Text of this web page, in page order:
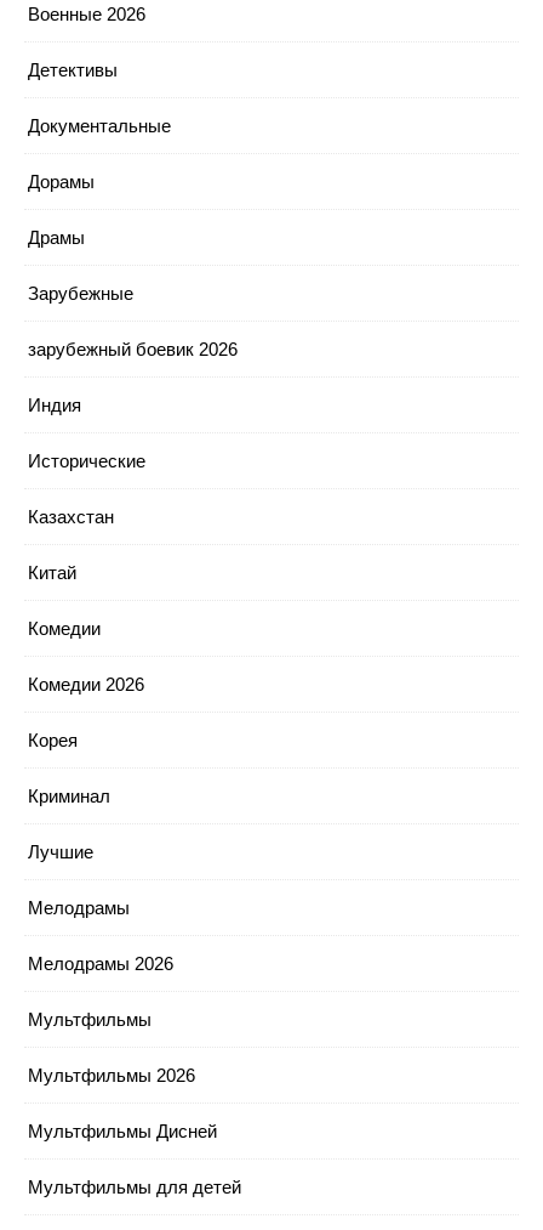
Военные 2026
Детективы
Документальные
Дорамы
Драмы
Зарубежные
зарубежный боевик 2026
Индия
Исторические
Казахстан
Китай
Комедии
Комедии 2026
Корея
Криминал
Лучшие
Мелодрамы
Мелодрамы 2026
Мультфильмы
Мультфильмы 2026
Мультфильмы Дисней
Мультфильмы для детей